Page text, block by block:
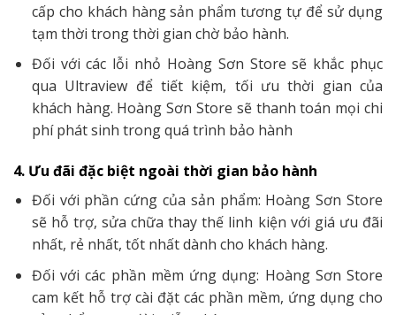
cấp cho khách hàng sản phẩm tương tự để sử dụng
tạm thời trong thời gian chờ bảo hành.
Đối với các lỗi nhỏ Hoàng Sơn Store sẽ khắc phục
qua Ultraview để tiết kiệm, tối ưu thời gian của
khách hàng. Hoàng Sơn Store sẽ thanh toán mọi chi
phí phát sinh trong quá trình bảo hành
4. Ưu đãi đặc biệt ngoài thời gian bảo hành
Đối với phần cứng của sản phẩm: Hoàng Sơn Store
sẽ hỗ trợ, sửa chữa thay thế linh kiện với giá ưu đãi
nhất, rẻ nhất, tốt nhất dành cho khách hàng.
Đối với các phần mềm ứng dụng: Hoàng Sơn Store
cam kết hỗ trợ cài đặt các phần mềm, ứng dụng cho